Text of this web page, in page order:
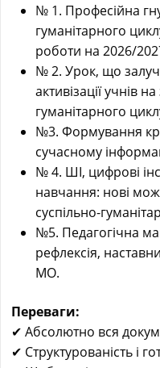
№ 1. Професійна
гуманітарного
роботи на 2026/
№ 2. Урок, що
активізації учнів
гуманітарного
№3. Формування
сучасному
№ 4. ШІ, цифрові
навчання: нові
суспільно-
№5. Педагогічна
рефлексія,
МО.
Переваги:
✔ Абсолютно вся
✔ Структурованість і